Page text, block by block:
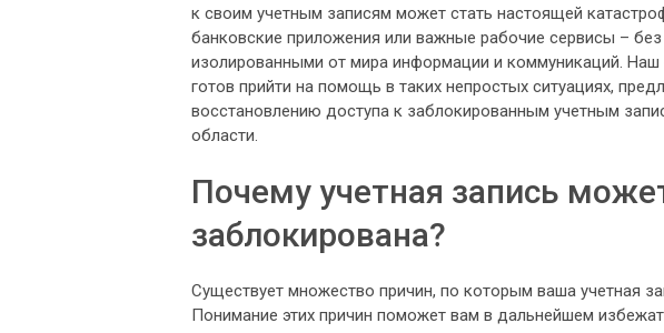
к своим учетным записям может стать настоящей
банковские приложения или важные рабочие сервисы –
изолированными от мира информации и коммуникаций.
готов прийти на помощь в таких непростых ситуациях,
восстановлению доступа к заблокированным учетным
области.
Почему учетная запись
заблокирована?
Существует множество причин, по которым ваша учетная
Понимание этих причин поможет вам в дальнейшем